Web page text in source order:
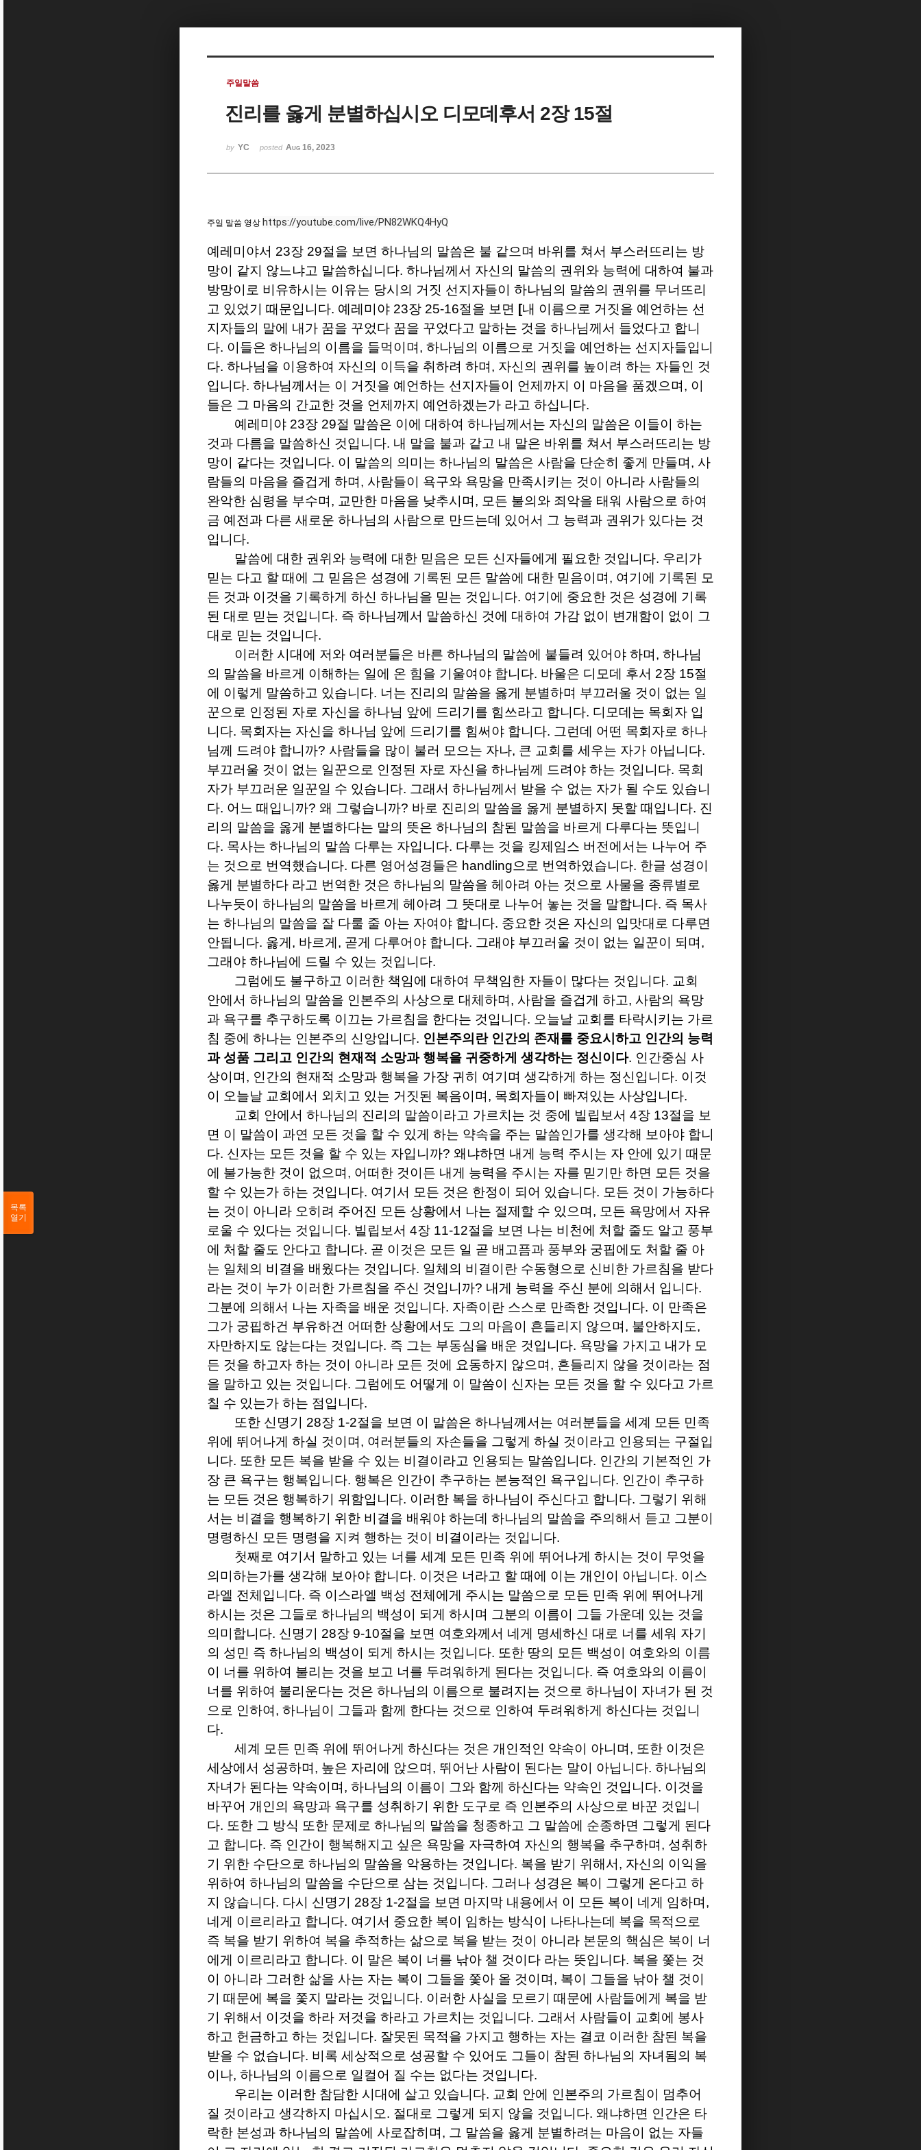
주일말씀
진리를 옳게 분별하십시오 디모데후서 2장 15절
by YC posted Aug 16, 2023
주일 말씀 영상 https://youtube.com/live/PN82WKQ4HyQ
예레미야서 23장 29절을 보면 하나님의 말씀은 불 같으며 바위를 쳐서 부스러뜨리는 방
망이 같지 않느냐고 말씀하십니다. 하나님께서 자신의 말씀의 권위와 능력에 대하여 불과
방망이로 비유하시는 이유는 당시의 거짓 선지자들이 하나님의 말씀의 권위를 무너뜨리
고 있었기 때문입니다. 예레미야 23장 25-16절을 보면 [내 이름으로 거짓을 예언하는 선
지자들의 말에 내가 꿈을 꾸었다 꿈을 꾸었다고 말하는 것을 하나님께서 들었다고 합니
다. 이들은 하나님의 이름을 들먹이며 , 하나님의 이름으로 거짓을 예언하는 선지자들입니
다. 하나님을 이용하여 자신의 이득을 취하려 하며 , 자신의 권위를 높이려 하는 자들인 것
입니다. 하나님께서는 이 거짓을 예언하는 선지자들이 언제까지 이 마음을 품겠으며 , 이
들은 그 마음의 간교한 것을 언제까지 예언하겠는가 라고 하십니다.
예레미야 23장 29절 말씀은 이에 대하여 하나님께서는 자신의 말씀은 이들이 하는
것과 다름을 말씀하신 것입니다. 내 말을 불과 같고 내 말은 바위를 쳐서 부스러뜨리는 방
망이 같다는 것입니다. 이 말씀의 의미는 하나님의 말씀은 사람을 단순히 좋게 만들며 , 사
람들의 마음을 즐겁게 하며 , 사람들이 욕구와 욕망을 만족시키는 것이 아니라 사람들의
완악한 심령을 부수며 , 교만한 마음을 낮추시며 , 모든 불의와 죄악을 태워 사람으로 하여
금 예전과 다른 새로운 하나님의 사람으로 만드는데 있어서 그 능력과 권위가 있다는 것
입니다.
말씀에 대한 권위와 능력에 대한 믿음은 모든 신자들에게 필요한 것입니다. 우리가
믿는 다고 할 때에 그 믿음은 성경에 기록된 모든 말씀에 대한 믿음이며 , 여기에 기록된 모
든 것과 이것을 기록하게 하신 하나님을 믿는 것입니다. 여기에 중요한 것은 성경에 기록
된 대로 믿는 것입니다. 즉 하나님께서 말씀하신 것에 대하여 가감 없이 변개함이 없이 그
대로 믿는 것입니다.
이러한 시대에 저와 여러분들은 바른 하나님의 말씀에 붙들려 있어야 하며 , 하나님
의 말씀을 바르게 이해하는 일에 온 힘을 기울여야 합니다. 바울은 디모데 후서 2장 15절
에 이렇게 말씀하고 있습니다. 너는 진리의 말씀을 옳게 분별하며 부끄러울 것이 없는 일
꾼으로 인정된 자로 자신을 하나님 앞에 드리기를 힘쓰라고 합니다. 디모데는 목회자 입
니다. 목회자는 자신을 하나님 앞에 드리기를 힘써야 합니다. 그런데 어떤 목회자로 하나
님께 드려야 합니까? 사람들을 많이 불러 모으는 자나, 큰 교회를 세우는 자가 아닙니다.
부끄러울 것이 없는 일꾼으로 인정된 자로 자신을 하나님께 드려야 하는 것입니다. 목회
자가 부끄러운 일꾼일 수 있습니다. 그래서 하나님께서 받을 수 없는 자가 될 수도 있습니
다. 어느 때입니까? 왜 그렇습니까? 바로 진리의 말씀을 옳게 분별하지 못할 때입니다. 진
리의 말씀을 옳게 분별하다는 말의 뜻은 하나님의 참된 말씀을 바르게 다루다는 뜻입니
다. 목사는 하나님의 말씀 다루는 자입니다. 다루는 것을 킹제임스 버전에서는 나누어 주
는 것으로 번역했습니다. 다른 영어성경들은 handling으로 번역하였습니다. 한글 성경이
옳게 분별하다 라고 번역한 것은 하나님의 말씀을 헤아려 아는 것으로 사물을 종류별로
나누듯이 하나님의 말씀을 바르게 헤아려 그 뜻대로 나누어 놓는 것을 말합니다. 즉 목사
는 하나님의 말씀을 잘 다룰 줄 아는 자여야 합니다. 중요한 것은 자신의 입맛대로 다루면
안됩니다. 옳게 , 바르게 , 곧게 다루어야 합니다. 그래야 부끄러울 것이 없는 일꾼이 되며 ,
그래야 하나님에 드릴 수 있는 것입니다.
그럼에도 불구하고 이러한 책임에 대하여 무책임한 자들이 많다는 것입니다. 교회
안에서 하나님의 말씀을 인본주의 사상으로 대체하며 , 사람을 즐겁게 하고, 사람의 욕망
과 욕구를 추구하도록 이끄는 가르침을 한다는 것입니다. 오늘날 교회를 타락시키는 가르
침 중에 하나는 인본주의 신앙입니다. 인본주의란 인간의 존재를 중요시하고 인간의 능력
과 성품 그리고 인간의 현재적 소망과 행복을 귀중하게 생각하는 정신이다. 인간중심 사
상이며 , 인간의 현재적 소망과 행복을 가장 귀히 여기며 생각하게 하는 정신입니다. 이것
이 오늘날 교회에서 외치고 있는 거짓된 복음이며 , 목회자들이 빠져있는 사상입니다.
교회 안에서 하나님의 진리의 말씀이라고 가르치는 것 중에 빌립보서 4장 13절을 보
면 이 말씀이 과연 모든 것을 할 수 있게 하는 약속을 주는 말씀인가를 생각해 보아야 합니
다. 신자는 모든 것을 할 수 있는 자입니까? 왜냐하면 내게 능력 주시는 자 안에 있기 때문
에 불가능한 것이 없으며 , 어떠한 것이든 내게 능력을 주시는 자를 믿기만 하면 모든 것을
할 수 있는가 하는 것입니다. 여기서 모든 것은 한정이 되어 있습니다. 모든 것이 가능하다
는 것이 아니라 오히려 주어진 모든 상황에서 나는 절제할 수 있으며 , 모든 욕망에서 자유
로울 수 있다는 것입니다. 빌립보서 4장 11-12절을 보면 나는 비천에 처할 줄도 알고 풍부
에 처할 줄도 안다고 합니다. 곧 이것은 모든 일 곧 배고픔과 풍부와 궁핍에도 처할 줄 아
는 일체의 비결을 배웠다는 것입니다. 일체의 비결이란 수동형으로 신비한 가르침을 받다
라는 것이 누가 이러한 가르침을 주신 것입니까? 내게 능력을 주신 분에 의해서 입니다.
그분에 의해서 나는 자족을 배운 것입니다. 자족이란 스스로 만족한 것입니다. 이 만족은
그가 궁핍하건 부유하건 어떠한 상황에서도 그의 마음이 흔들리지 않으며 , 불안하지도,
자만하지도 않는다는 것입니다. 즉 그는 부동심을 배운 것입니다. 욕망을 가지고 내가 모
든 것을 하고자 하는 것이 아니라 모든 것에 요동하지 않으며 , 흔들리지 않을 것이라는 점
을 말하고 있는 것입니다. 그럼에도 어떻게 이 말씀이 신자는 모든 것을 할 수 있다고 가르
칠 수 있는가 하는 점입니다.
또한 신명기 28장 1-2절을 보면 이 말씀은 하나님께서는 여러분들을 세계 모든 민족
위에 뛰어나게 하실 것이며 , 여러분들의 자손들을 그렇게 하실 것이라고 인용되는 구절입
니다. 또한 모든 복을 받을 수 있는 비결이라고 인용되는 말씀입니다. 인간의 기본적인 가
장 큰 욕구는 행복입니다. 행복은 인간이 추구하는 본능적인 욕구입니다. 인간이 추구하
는 모든 것은 행복하기 위함입니다. 이러한 복을 하나님이 주신다고 합니다. 그렇기 위해
서는 비결을 행복하기 위한 비결을 배워야 하는데 하나님의 말씀을 주의해서 듣고 그분이
명령하신 모든 명령을 지켜 행하는 것이 비결이라는 것입니다.
첫째로 여기서 말하고 있는 너를 세계 모든 민족 위에 뛰어나게 하시는 것이 무엇을
의미하는가를 생각해 보아야 합니다. 이것은 너라고 할 때에 이는 개인이 아닙니다. 이스
라엘 전체입니다. 즉 이스라엘 백성 전체에게 주시는 말씀으로 모든 민족 위에 뛰어나게
하시는 것은 그들로 하나님의 백성이 되게 하시며 그분의 이름이 그들 가운데 있는 것을
의미합니다. 신명기 28장 9-10절을 보면 여호와께서 네게 명세하신 대로 너를 세워 자기
의 성민 즉 하나님의 백성이 되게 하시는 것입니다. 또한 땅의 모든 백성이 여호와의 이름
이 너를 위하여 불리는 것을 보고 너를 두려워하게 된다는 것입니다. 즉 여호와의 이름이
너를 위하여 불리운다는 것은 하나님의 이름으로 불려지는 것으로 하나님이 자녀가 된 것
으로 인하여 , 하나님이 그들과 함께 한다는 것으로 인하여 두려워하게 하신다는 것입니
다.
세계 모든 민족 위에 뛰어나게 하신다는 것은 개인적인 약속이 아니며 , 또한 이것은
세상에서 성공하며 , 높은 자리에 앉으며 , 뛰어난 사람이 된다는 말이 아닙니다. 하나님의
자녀가 된다는 약속이며 , 하나님의 이름이 그와 함께 하신다는 약속인 것입니다. 이것을
바꾸어 개인의 욕망과 욕구를 성취하기 위한 도구로 즉 인본주의 사상으로 바꾼 것입니
다. 또한 그 방식 또한 문제로 하나님의 말씀을 청종하고 그 말씀에 순종하면 그렇게 된다
고 합니다. 즉 인간이 행복해지고 싶은 욕망을 자극하여 자신의 행복을 추구하며 , 성취하
기 위한 수단으로 하나님의 말씀을 악용하는 것입니다. 복을 받기 위해서 , 자신의 이익을
위하여 하나님의 말씀을 수단으로 삼는 것입니다. 그러나 성경은 복이 그렇게 온다고 하
지 않습니다. 다시 신명기 28장 1-2절을 보면 마지막 내용에서 이 모든 복이 네게 임하며 ,
네게 이르리라고 합니다. 여기서 중요한 복이 임하는 방식이 나타나는데 복을 목적으로
즉 복을 받기 위하여 복을 추적하는 삶으로 복을 받는 것이 아니라 본문의 핵심은 복이 너
에게 이르리라고 합니다. 이 말은 복이 너를 낚아 챌 것이다 라는 뜻입니다. 복을 쫓는 것
이 아니라 그러한 삶을 사는 자는 복이 그들을 쫓아 올 것이며 , 복이 그들을 낚아 챌 것이
기 때문에 복을 쫓지 말라는 것입니다. 이러한 사실을 모르기 때문에 사람들에게 복을 받
기 위해서 이것을 하라 저것을 하라고 가르치는 것입니다. 그래서 사람들이 교회에 봉사
하고 헌금하고 하는 것입니다. 잘못된 목적을 가지고 행하는 자는 결코 이러한 참된 복을
받을 수 없습니다. 비록 세상적으로 성공할 수 있어도 그들이 참된 하나님의 자녀됨의 복
이나, 하나님의 이름으로 일컬어 질 수는 없다는 것입니다.
우리는 이러한 참담한 시대에 살고 있습니다. 교회 안에 인본주의 가르침이 멈추어
질 것이라고 생각하지 마십시오. 절대로 그렇게 되지 않을 것입니다. 왜냐하면 인간은 타
락한 본성과 하나님의 말씀에 사로잡히며 , 그 말씀을 옳게 분별하려는 마음이 없는 자들
목록
열기
Sketchbook5, 스케치북5
Sketchbook5, 스케치북5